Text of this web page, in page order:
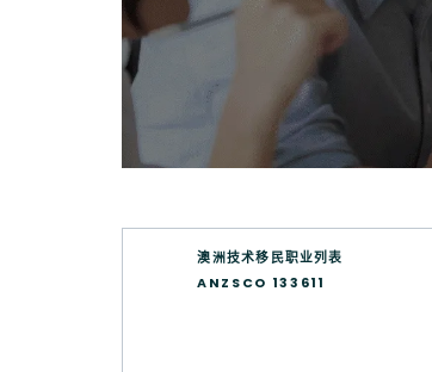
澳洲技术移民职业列表
ANZSCO 133611